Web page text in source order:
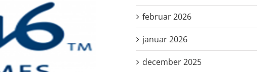
februar 2026
januar 2026
december 2025